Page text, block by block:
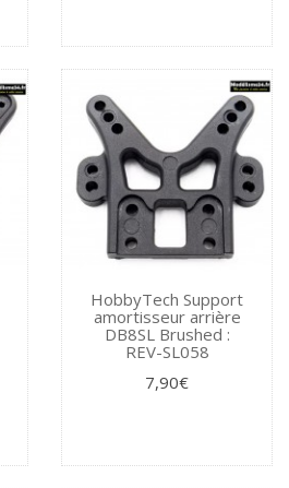
HobbyTech Support
amortisseur arrière
DB8SL Brushed :
REV-SL058
7,90€